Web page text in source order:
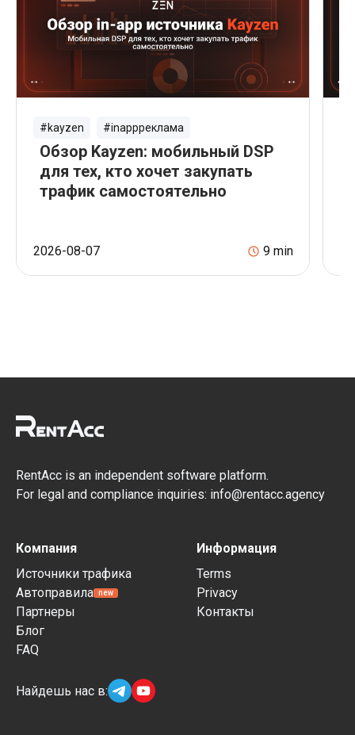
#kayzen #inappреклама
Обзор Kayzen: мобильный DSP
для тех, кто хочет закупать
трафик самостоятельно
2026-08-07 9min
RentAcc is an independent software platform.
For legal and compliance inquiries: info@rentacc.agency
Компания
Источники трафика
Автоправила new
Партнеры
Блог
FAQ
Информация
Terms
Privacy
Контакты
Найдешь нас в: